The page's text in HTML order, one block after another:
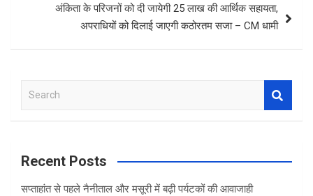
अंकिता के परिजनों को दी जायेगी 25 लाख की आर्थिक सहायता,
अपराधियों को दिलाई जाएगी कठोरतम सजा – CM धामी
a
c
Recent Posts
सप्ताहांत से पहले नैनीताल और मसूरी में बढ़ी पर्यटकों की आवाजाही